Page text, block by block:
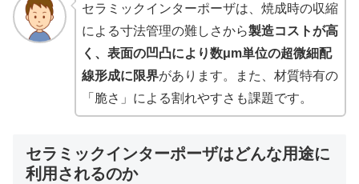
セラミックインターポーザは、焼成時の収縮
による寸法管理の難しさから製造コストが高
く、表面の凹凸により数μm単位の超微細配
線形成に限界があります。また、材質特有の
「脆さ」による割れやすさも課題です。
セラミックインターポーザはどんな用途に
利用されるのか